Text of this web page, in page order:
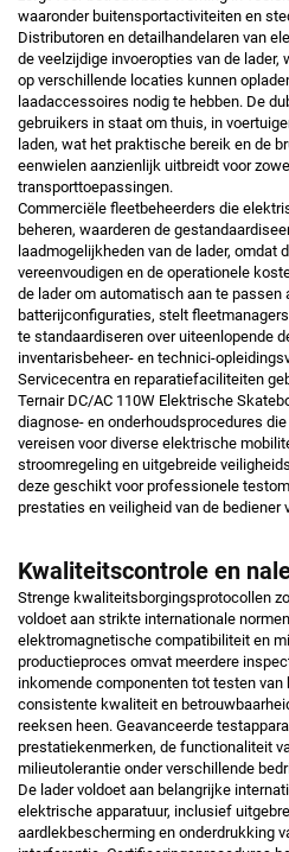
waaronder buitensportactiviteiten en
Distributoren en detailhandelaren van
de veelzijdige invoeropties van de
op verschillende locaties kunnen
laadaccessoires nodig te hebben. De
gebruikers in staat om thuis, in
laden, wat het praktische bereik en de
eenwielen aanzienlijk uitbreidt voor
transporttoepassingen.
Commerciële fleetbeheerders die
beheren, waarderen de
laadmogelijkheden van de lader, omdat
vereenvoudigen en de operationele
de lader om automatisch aan te passen
batterijconfiguraties, stelt
te standaardiseren over uiteenlopende
inventarisbeheer- en technici-
Servicecentra en reparatiefaciliteiten
Ternair DC/AC 110W Elektrische
diagnose- en onderhoudsprocedures
vereisen voor diverse elektrische
stroomregeling en uitgebreide
deze geschikt voor professionele
prestaties en veiligheid van de bediener
Kwaliteitscontrole en
Strenge kwaliteitsborgingsprotocollen
voldoet aan strikte internationale
elektromagnetische compatibiliteit en
productieproces omvat meerdere
inkomende componenten tot testen van
consistente kwaliteit en
reeksen heen. Geavanceerde
prestatiekenmerken, de functionaliteit
milieutolerantie onder verschillende
De lader voldoet aan belangrijke
elektrische apparatuur, inclusief
aardlekbescherming en onderdrukking